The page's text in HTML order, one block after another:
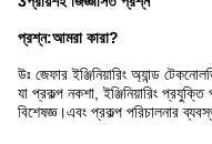
প্রশ্ন:আমরা কারা?
উঃ জেফার ইঞ্জিনিয়ারিং অ্যান্ড
যা প্রকল্প নকশা, ইঞ্জিনিয়ারিং প্রযুক্তি
বিশেষজ্ঞ।এবং প্রকল্প পরিচালনার